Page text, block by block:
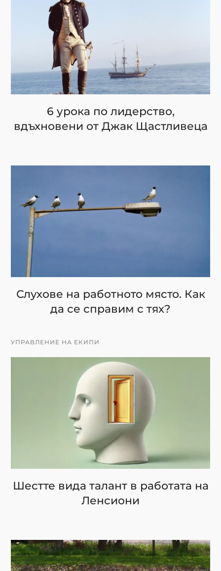
6 урока по лидерство,
вдъхновени от Джак Щастливеца
Слухове на работното място. Как
да се справим с тях?
УПРАВЛЕНИЕ НА ЕКИПИ
Шестте вида талант в работата на
Ленсиони